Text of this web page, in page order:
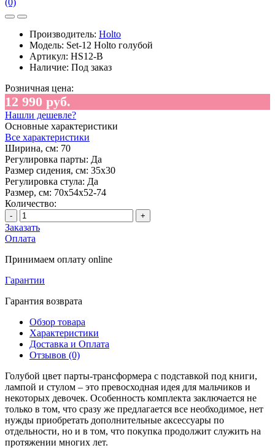
Производитель: Holto
Модель: Set-12 Holto голубой
Артикул: HS12-B
Наличие: Под заказ
Розничная цена:
12 990 руб.
Нашли дешевле?
Основные характеристики
Все характеристики
Ширина, см: 70
Регулировка парты: Да
Размер сидения, см: 35х30
Регулировка стула: Да
Размер, см: 70х54х52-74
Количество:
- +
Заказать
Оплата
Принимаем оплату online
Гарантии
Гарантия возврата
Обзор товара
Характеристики
Доставка и Оплата
Отзывов (0)
Голубой цвет парты-трансформера с подставкой под книги,
лампой и стулом – это превосходная идея для мальчиков и
некоторых девочек. Особенность комплекта заключается не
только в том, что сразу же предлагается все необходимое, нет
нужды приобретать дополнительные аксессуары по
отдельности, но и в том, что покупка продолжит служить на
протяжении многих лет.